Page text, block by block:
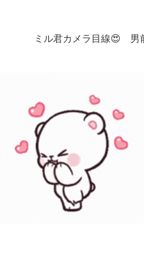
ミル君カメラ目線😍 男